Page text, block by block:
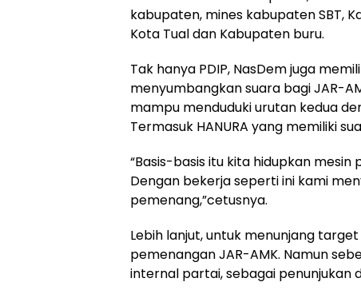
kabupaten, mines kabupaten SBT,
Kota Tual dan Kabupaten buru.
Tak hanya PDIP, NasDem juga
menyumbangkan suara bagi JAR-
mampu menduduki urutan kedua
Termasuk HANURA yang memiliki
“Basis-basis itu kita hidupkan
Dengan bekerja seperti ini kami
pemenang,”cetusnya.
Lebih lanjut, untuk menunjang
pemenangan JAR-AMK. Namun
internal partai, sebagai penunjukan